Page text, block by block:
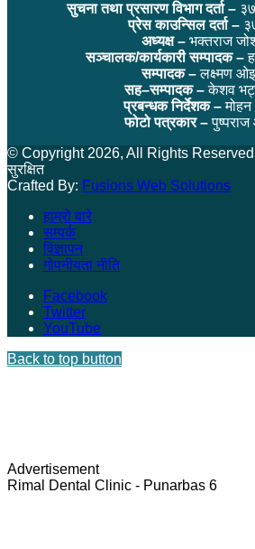
सुचना तथा प्रसारण विभाग दर्ता –
प्रेस काउन्सिल दर्ता –
अध्यक्ष – भक्तराज
सञ्चालक/कार्यकारी सम्पादक –
सम्पादक –लक्ष्मण
सह–सम्पादक –केशव
प्रबन्धक निर्देशक –
फोटो पत्रकार –
© Copyright 2026, All Rights
सुरक्षित
Crafted By: Fusions Web Solutions
हाम्रो बारे
सम्पर्क
विज्ञापन
गोपनीयता नीति
Facebook
Twitter
YouTube
Back to top button
Advertisement
Rimal Dental Clinic - Punarbas 6